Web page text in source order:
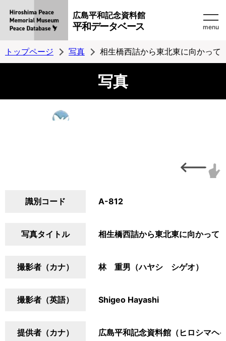
広島平和記念資料館
平和データベース menu
トップページ 写真 相生橋西詰から東北東に向かって
写真
識別コード A-812
写真タイトル 相生橋西詰から東北東に向かって
撮影者（カナ） 林 重男（ハヤシ シゲオ）
撮影者（英語） Shigeo Hayashi
提供者（カナ） 広島平和記念資料館（ヒロシマヘ